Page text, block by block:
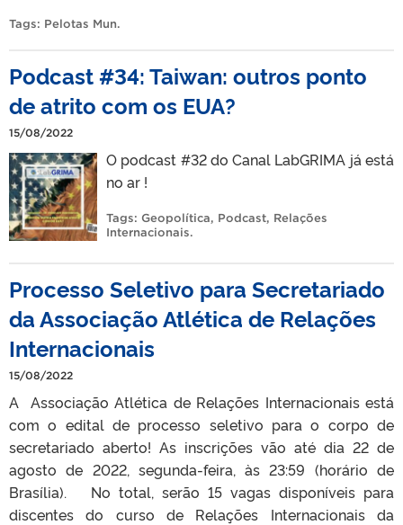
Tags: Pelotas Mun.
Podcast #34: Taiwan: outros ponto
de atrito com os EUA?
15/08/2022
O podcast #32 do Canal LabGRIMA já está
no ar !
Tags: Geopolítica, Podcast, Relações
Internacionais.
Processo Seletivo para Secretariado
da Associação Atlética de Relações
Internacionais
15/08/2022
A Associação Atlética de Relações Internacionais está
com o edital de processo seletivo para o corpo de
secretariado aberto! As inscrições vão até dia 22 de
agosto de 2022, segunda-feira, às 23:59 (horário de
Brasília). No total, serão 15 vagas disponíveis para
discentes do curso de Relações Internacionais da